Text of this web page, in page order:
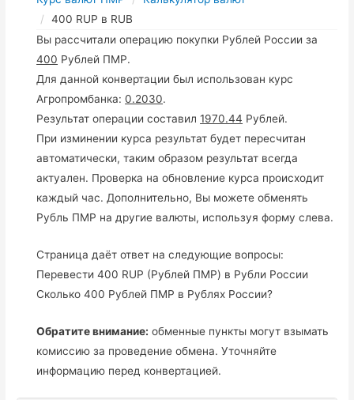
400 RUP в RUB
Вы рассчитали операцию покупки Рублей России за
400 Рублей ПМР.
Для данной конвертации был использован курс
Агропромбанка:0.2030.
Результат операции составил1970.44 Рублей.
При изминении курса результат будет пересчитан
автоматически, таким образом результат всегда
актуален. Проверка на обновление курса происходит
каждый час. Дополнительно, Вы можете обменять
Рубль ПМР на другие валюты, используя форму слева.
Страница даёт ответ на следующие вопросы:
Перевести 400 RUP (Рублей ПМР) в Рубли России
Сколько 400 Рублей ПМР в Рублях России?
Обратите внимание: обменные пункты могут взымать
комиссию за проведение обмена. Уточняйте
информацию перед конвертацией.